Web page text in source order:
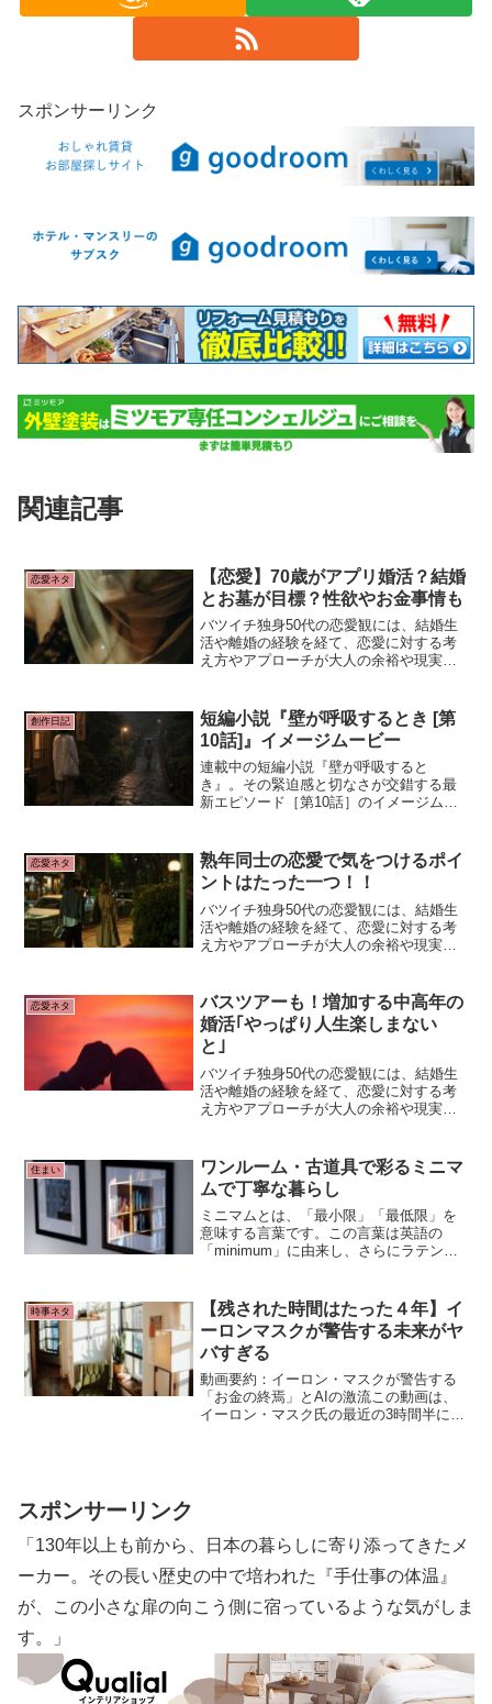
スポンサーリンク
関連記事
恋愛ネタ
【恋愛】70歳がアプリ婚活？結婚
とお墓が目標？性欲やお金事情も
バツイチ独身50代の恋愛観には、結婚生
活や離婚の経験を経て、恋愛に対する考
え方やアプローチが大人の余裕や現実感
をしっかりと築きつつ、相手とのつなが
りを楽しむ姿勢が特徴的なようですね。
創作日記
短編小説『壁が呼吸するとき [第
10話]』イメージムービー
連載中の短編小説『壁が呼吸すると
き』。その緊迫感と切なさが交錯する最
新エピソード［第10話］のイメージムー
もに、物語の世界観をご紹介します。
恋愛ネタ
熟年同士の恋愛で気をつけるポイ
ントはたった一つ！！
バツイチ独身50代の恋愛観には、結婚生
活や離婚の経験を経て、恋愛に対する考
え方やアプローチが大人の余裕や現実感
をしっかりと築きつつ、相手とのつなが
りを楽しむ姿勢が特徴的なようですね。
恋愛ネタ
バスツアーも！増加する中高年の
婚活｢やっぱり人生楽しまない
と｣
バツイチ独身50代の恋愛観には、結婚生
活や離婚の経験を経て、恋愛に対する考
え方やアプローチが大人の余裕や現実感
をしっかりと築きつつ、相手とのつなが
りを楽しむ姿勢が特徴的なようです
ね。
住まい
ワンルーム・古道具で彩るミニマ
ムで丁寧な暮らし
ミニマムとは、「最小限」「最低限」を
意味する言葉です。この言葉は英語の
「minimum」に由来し、さらにラテン語
く、法律やルールなど、ある範囲内での
最小や最低限を表現する際に使われるこ
とが多いです。
時事ネタ
【残された時間はたった４年】イ
ーロンマスクが警告する未来がヤ
バすぎる
動画要約：イーロン・マスクが警告する
「お金の終焉」とAIの激流この動画は、
イーロン・マスク氏の最近の3時間半にわ
スポンサーリンク
「130年以上も前から、日本の暮らしに寄り添ってきたメ
ーカー。その長い歴史の中で培われた『手仕事の体温』
が、この小さな扉の向こう側に宿っているような気がしま
す。」